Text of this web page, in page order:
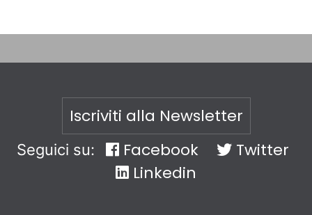
Iscriviti alla Newsletter
Seguici su: Facebook
Twitter
Linkedin